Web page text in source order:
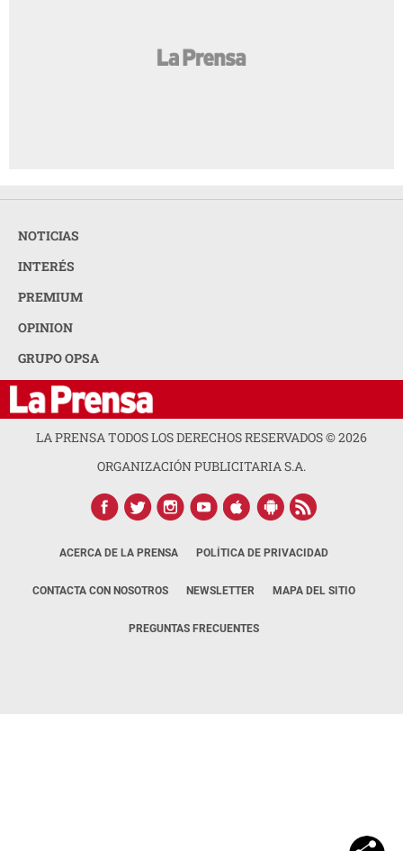
NOTICIAS
INTERÉS
PREMIUM
OPINION
GRUPO OPSA
LA PRENSA TODOS LOS DERECHOS RESERVADOS ©2026
ORGANIZACIÓN PUBLICITARIA S.A.
ACERCA DE LA PRENSA POLÍTICA DE PRIVACIDAD
CONTACTA CON NOSOTROS NEWSLETTER MAPA DEL SITIO
PREGUNTAS FRECUENTES